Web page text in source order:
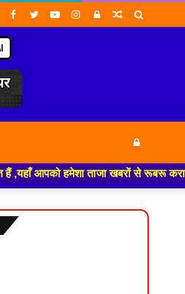
Random
Log
Instagram
YouTube
Twitter
Facebook
Log
In
हमेशा ताजा खबरों से रूबरू कराया